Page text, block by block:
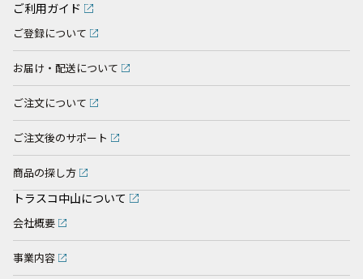
ご利用ガイド
ご登録について
お届け・配送について
ご注文について
ご注文後のサポート
商品の探し方
トラスコ中山について
会社概要
事業内容